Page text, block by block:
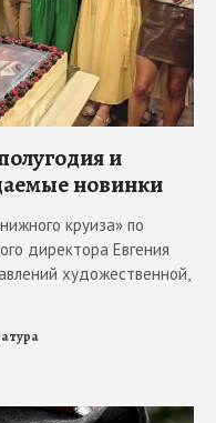
и
новинки
круиза» по
директора Евгения
художественной,